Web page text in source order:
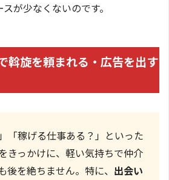
が少なくないのです。
斡旋を頼まれる・広告を出す
「稼げる仕事ある？」といった
きっかけに、軽い気持ちで仲介
後を絶ちません。特に、 出会い